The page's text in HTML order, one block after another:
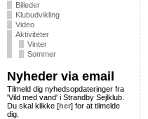
Billeder
Klubudvikling
Video
Aktiviteter
Vinter
Sommer
Nyheder via email
Tilmeld dig nyhedsopdateringer fra
'Vild med vand' i Strandby Sejlklub.
Du skal klikke [her] for at tilmelde
dig.